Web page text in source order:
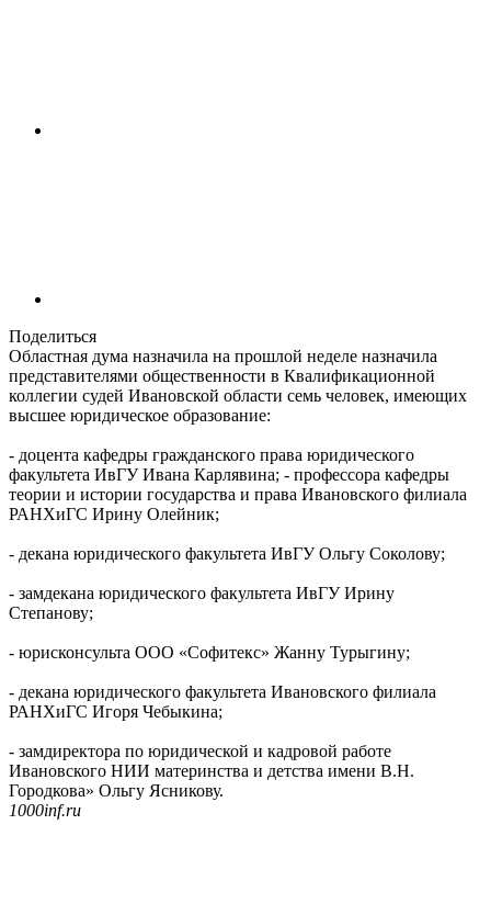
Поделиться
Областная дума назначила на прошлой неделе назначила
представителями общественности в Квалификационной
коллегии судей Ивановской области семь человек, имеющих
высшее юридическое образование:
- доцента кафедры гражданского права юридического
факультета ИвГУ Ивана Карлявина; - профессора кафедры
теории и истории государства и права Ивановского филиала
РАНХиГС Ирину Олейник;
- декана юридического факультета ИвГУ Ольгу Соколову;
- замдекана юридического факультета ИвГУ Ирину
Степанову;
- юрисконсульта ООО «Софитекс» Жанну Турыгину;
- декана юридического факультета Ивановского филиала
РАНХиГС Игоря Чебыкина;
- замдиректора по юридической и кадровой работе
Ивановского НИИ материнства и детства имени В.Н.
Городкова» Ольгу Ясникову.
1000inf.ru